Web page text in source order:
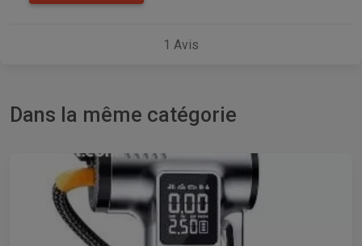
1 Avis
Dans la même catégorie